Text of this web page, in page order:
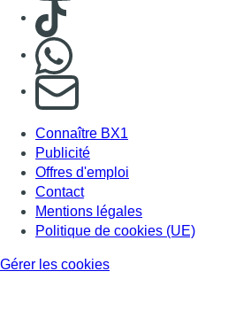
Consulter TikTok
S'abonner à notre newsletter
Connaître BX1
Publicité
Offres d'emploi
Contact
Mentions légales
Politique de cookies (UE)
Gérer les cookies